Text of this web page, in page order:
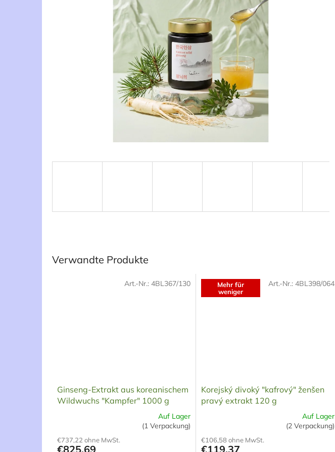
Verwandte Produkte
Ginseng-Extrakt aus koreanischem
Wildwuchs "Kampfer" 1000 g
Produktbewertung
Auf Lager
(1 Verpackung)
€737,22 ohne MwSt.
€825,69
Art.-Nr.: 4BL367/130
Mehr für
weniger
Korejský divoký "kafrový" ženšen
pravý extrakt 120 g
Produktbewertung
Auf Lager
(2 Verpackung)
€106,58 ohne MwSt.
€119,37
Art.-Nr.: 4BL398/064